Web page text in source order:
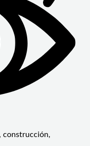
construcción,